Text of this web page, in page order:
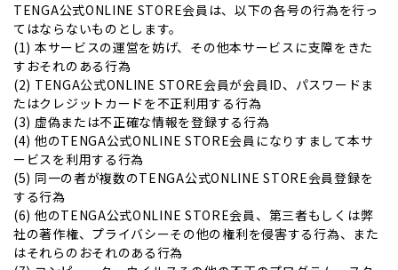
TENGA公式ONLINE STORE会員は、以下の各号の行為を行っ
てはならないものとします。
(1) 本サービスの運営を妨げ、その他本サービスに支障をきた
すおそれのある行為
(2) TENGA公式ONLINE STORE会員が会員ID、パスワードま
たはクレジットカードを不正利用する行為
(3) 虚偽または不正確な情報を登録する行為
(4) 他のTENGA公式ONLINE STORE会員になりすまして本サ
ービスを利用する行為
(5) 同一の者が複数のTENGA公式ONLINE STORE会員登録を
する行為
(6) 他のTENGA公式ONLINE STORE会員、第三者もしくは弊
社の著作権、プライバシーその他の権利を侵害する行為、また
はそれらのおそれのある行為